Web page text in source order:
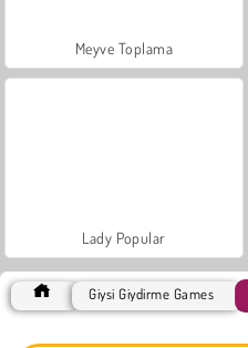
Meyve Toplama
Lady Popular
Giysi Giydirme Games